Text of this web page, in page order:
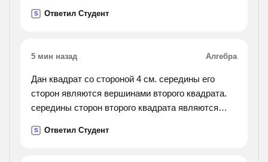
S Ответил Студент
5 мин назад Алгебра
Дан квадрат со стороной 4 см. середины его
сторон являются вершинами второго квадрата.
середины сторон второго квадрата являются
что последовательность площадей этих
S Ответил Студент